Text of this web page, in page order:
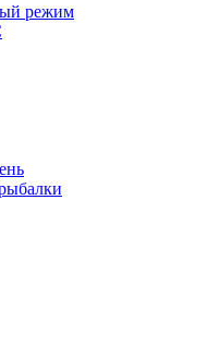
режим